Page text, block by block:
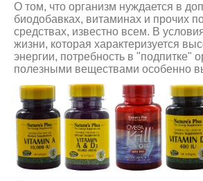
О том, что организм нуждается в
биодобавках, витаминах и прочих
средствах, известно всем. В
жизни, которая характеризуется
энергии, потребность в "подпитке"
полезными веществами особенно